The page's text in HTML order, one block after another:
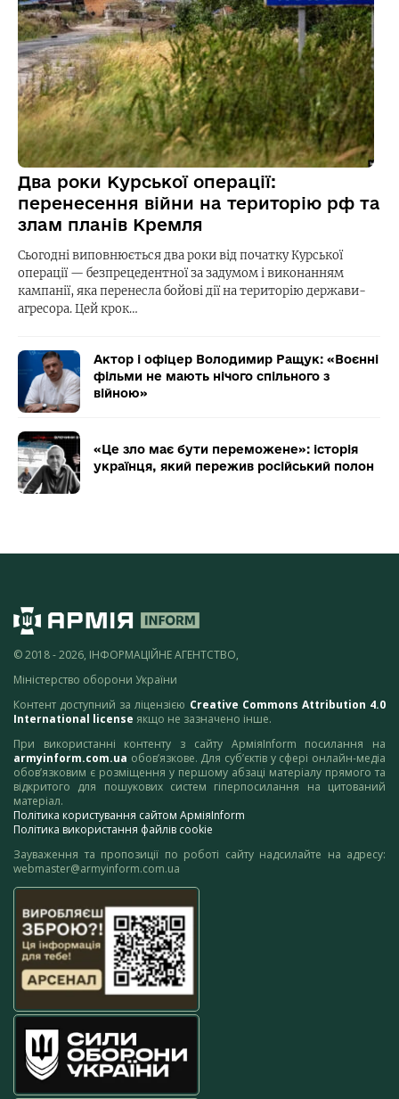
Два роки Курської операції:
перенесення війни на територію рф та
злам планів Кремля
Сьогодні виповнюється два роки від початку Курської
операції — безпрецедентної за задумом і виконанням
кампанії, яка перенесла бойові дії на територію держави-
агресора. Цей крок…
Актор і офіцер Володимир Ращук: «Воєнні
фільми не мають нічого спільного з
війною»
«Це зло має бути переможене»: історія
українця, який пережив російський полон
© 2018 - 2026, ІНФОРМАЦІЙНЕ АГЕНТСТВО,
Міністерство оборони України
Контент доступний за ліцензією Creative Commons Attribution 4.0
International license якщо не зазначено інше.
При використанні контенту з сайту АрміяInform посилання на
armyinform.com.ua обов’язкове. Для суб’єктів у сфері онлайн-медіа
обов’язковим є розміщення у першому абзаці матеріалу прямого та
відкритого для пошукових систем гіперпосилання на цитований
матеріал.
Політика користування сайтом АрміяInform
Політика використання файлів cookie
Зауваження та пропозиції по роботі сайту надсилайте на адресу:
webmaster@armyinform.com.ua